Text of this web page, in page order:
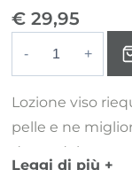
€ 29,95
Rosentau
Toner
quantità
Lozione viso
pelle e ne
donandole un
Leggi di più +